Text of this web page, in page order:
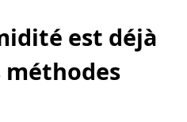
est déjà
méthodes